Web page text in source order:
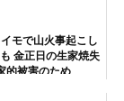
モで山火事起こし
金正日の生家焼失
的被害のため